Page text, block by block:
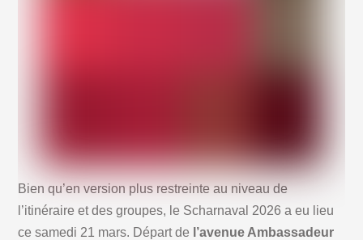
Bien qu’en version plus restreinte au niveau de
l’itinéraire et des groupes, le Scharnaval 2026 a eu lieu
ce samedi 21 mars. Départ de l’avenue Ambassadeur